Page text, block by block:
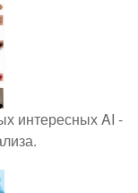
интересных AI -